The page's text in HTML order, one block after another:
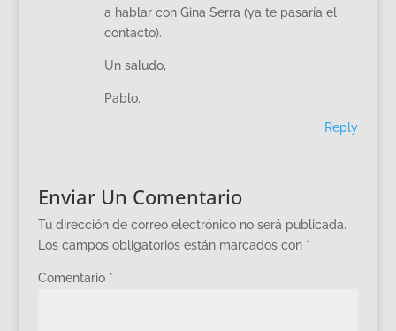
a hablar con Gina Serra (ya te pasaría el
contacto).
Un saludo,
Pablo.
Reply
Enviar Un Comentario
Tu dirección de correo electrónico no será publicada.
Los campos obligatorios están marcados con *
Comentario *